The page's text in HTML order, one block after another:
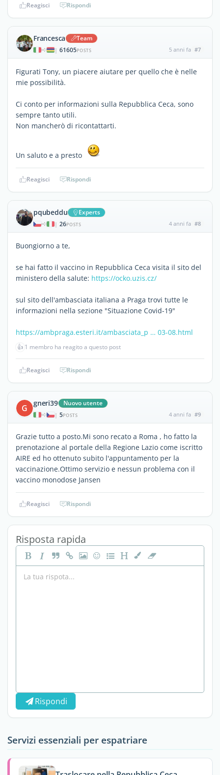
Reagisci Rispondi
Francesca Team
| 61605POSTS 5 anni fa #7
Figurati Tony, un piacere aiutare per quello che è nelle
mie possibilità.
Ci conto per informazioni sulla Repubblica Ceca, sono
sempre tanto utili.
Non mancherò di ricontattarti.
Un saluto e a presto
Reagisci Rispondi
pqubeddu Experts
| 26POSTS 4 anni fa #8
Buongiorno a te,
se hai fatto il vaccino in Repubblica Ceca visita il sito del
ministero della salute: https://ocko.uzis.cz/
sul sito dell'ambasciata italiana a Praga trovi tutte le
informazioni nella sezione "Situazione Covid-19"
https://ambpraga.esteri.it/ambasciata_p … 03-08.html
👍 1 membro ha reagito a questo post
Reagisci Rispondi
G gneri39 Nuovo utente
| 5POSTS 4 anni fa #9
Grazie tutto a posto.Mi sono recato a Roma , ho fatto la
prenotazione al portale della Regione Lazio come iscritto
AIRE ed ho ottenuto subito l'appuntamento per la
vaccinazione.Ottimo servizio e nessun problema con il
vaccino monodose Jansen
Reagisci Rispondi
Risposta rapida
Rispondi
Servizi essenziali per espatriare